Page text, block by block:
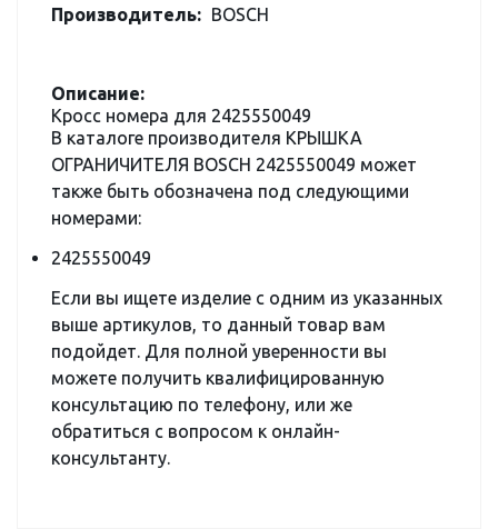
Производитель: BOSCH
Описание:
Кросс номера для 2425550049
В каталоге производителя КРЫШКА
ОГРАНИЧИТЕЛЯ BOSCH 2425550049 может
также быть обозначена под следующими
номерами:
2425550049
Если вы ищете изделие с одним из указанных
выше артикулов, то данный товар вам
подойдет. Для полной уверенности вы
можете получить квалифицированную
консультацию по телефону, или же
обратиться с вопросом к онлайн-
консультанту.